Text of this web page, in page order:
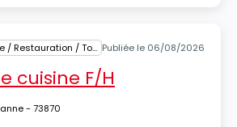
Loisirs / Hôtellerie / Restauration / Tourisme Publiée le 06/08/2026
cuisine F/H
- 73870